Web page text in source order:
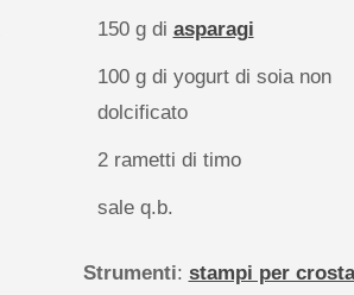
150 gdi asparagi
100 gdi yogurt di soia non
dolcificato
2rametti di timo
sale q.b.
Strumenti: stampi per